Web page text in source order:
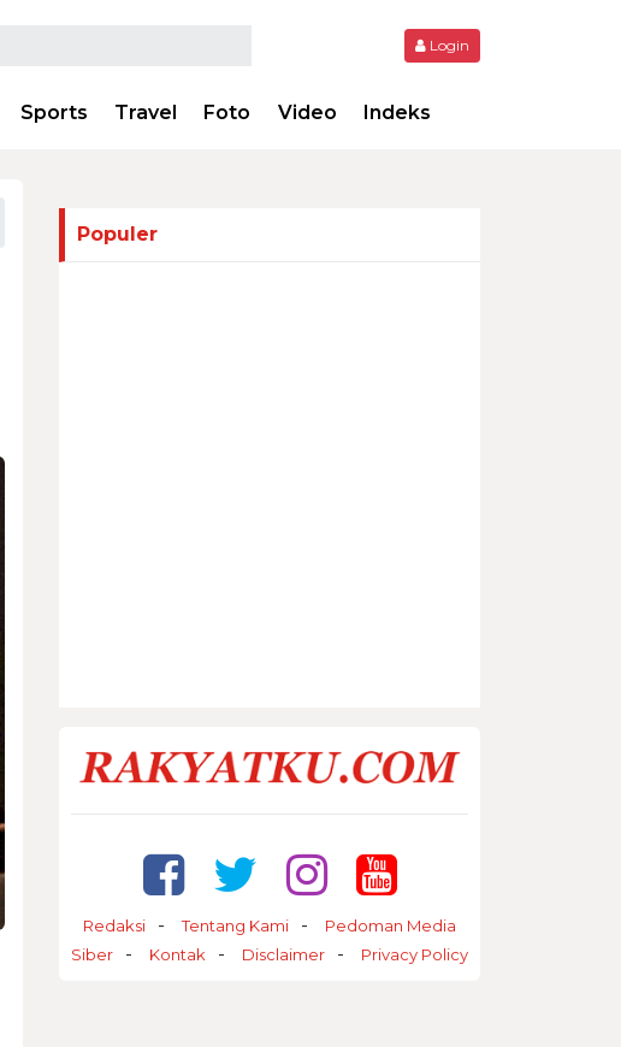
Login
Sports Travel Foto Video Indeks
Populer
Redaksi Tentang Kami
Pedoman Media
Siber
Kontak Disclaimer Privacy Policy